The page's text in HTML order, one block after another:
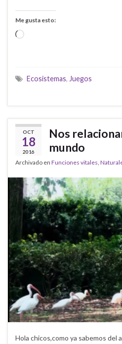
Me gusta esto:
Cargando...
Ecosistemas, Juegos
OCT
18
2016
Nos
mundo
Archivado en Funciones vitales,
Hola chicos,como ya sabemos del